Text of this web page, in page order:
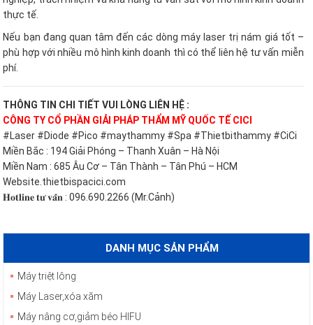
thực tế.
Nếu bạn đang quan tâm đến các dòng máy laser trị nám giá tốt –
phù hợp với nhiều mô hình kinh doanh thì có thể liên hệ tư vấn miễn
phí.
THÔNG TIN CHI TIẾT VUI LÒNG LIÊN HỆ :
CÔNG TY CỔ PHẦN GIẢI PHÁP THẨM MỸ QUỐC TẾ CICI
#Laser #Diode #Pico #maythammy #Spa #Thietbithammy #CiCi
Miền Bắc : 194 Giải Phóng – Thanh Xuân – Hà Nội
Miền Nam : 685 Âu Cơ – Tân Thành – Tân Phú – HCM
Website.thietbispacici.com
𝐇𝐨𝐭𝐥𝐢𝐧𝐞 𝐭𝐮̛ 𝐯𝐚̂́𝐧 : 096.690.2266 (Mr.Cảnh)
DANH MỤC SẢN PHẨM
Máy triệt lông
Máy Laser,xóa xăm
Máy nâng cơ,giảm béo HIFU